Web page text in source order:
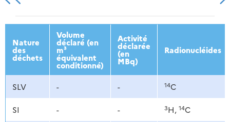
2013 2014 2015 2016
Nature
des
déchets
Volume
déclaré (en
m³
équivalent
conditionné)
Activité
déclarée
(en
MBq)
Radionucléides
SLV - - 14C
SI - - 3H, 14C